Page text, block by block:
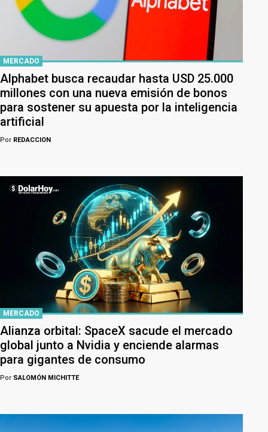
MERCADO
Alphabet busca recaudar hasta USD 25.000
millones con una nueva emisión de bonos
para sostener su apuesta por la inteligencia
artificial
Por REDACCION
MERCADO
Alianza orbital: SpaceX sacude el mercado
global junto a Nvidia y enciende alarmas
para gigantes de consumo
Por SALOMÓN MICHITTE